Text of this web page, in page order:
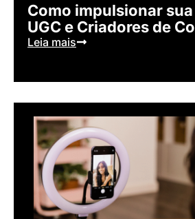
Como impulsionar
UGC e Criadores de
Leia mais